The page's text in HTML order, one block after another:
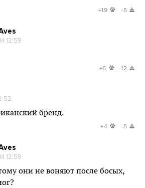
+19 -5
12:59
+6 -12
бренд.
+4 -5
12:59
они не воняют после босых,